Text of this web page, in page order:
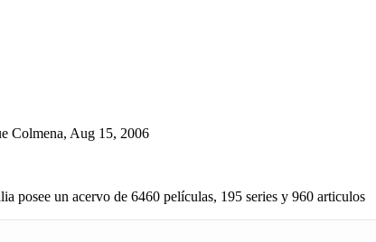
Colmena, Aug 15, 2006
posee un acervo de 6460 películas, 195 series y 960 articulos